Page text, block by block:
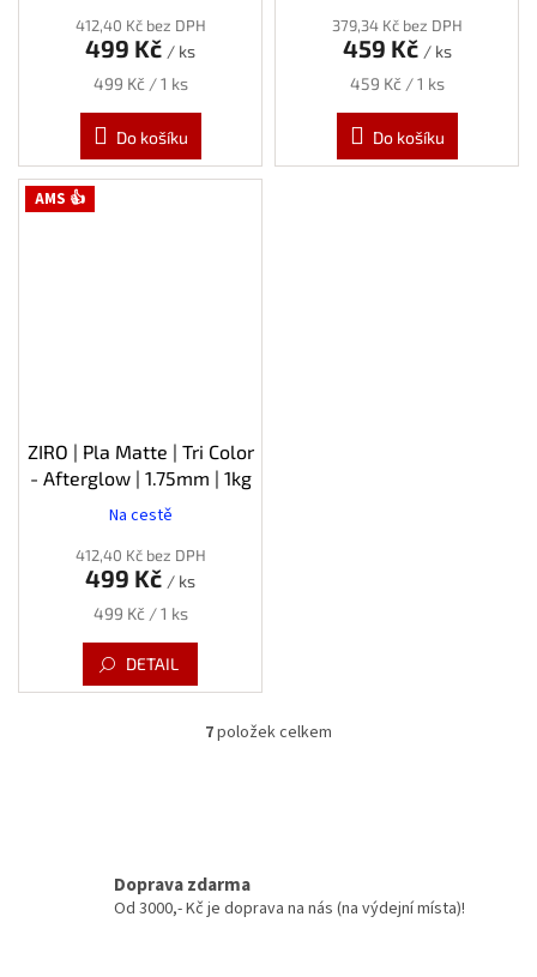
412,40 Kč bez DPH
499 Kč / ks
Měrná
499 Kč / 1 ks
Do košíku
379,34 Kč bez DPH
459 Kč / ks
Měrná
459 Kč / 1 ks
Do košíku
AMS 👍
ZIRO | Pla Matte | Tri Color
- Afterglow | 1.75mm | 1kg
Na cestě
412,40 Kč bez DPH
499 Kč / ks
Měrná
499 Kč / 1 ks
DETAIL
O
í
7položek celkem
Doprava zdarma
Od 3000,- Kč je doprava na nás (na výdejní místa)!